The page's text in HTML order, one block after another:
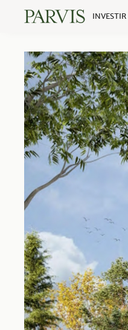
INVESTIR